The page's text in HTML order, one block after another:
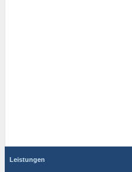
Leistungen